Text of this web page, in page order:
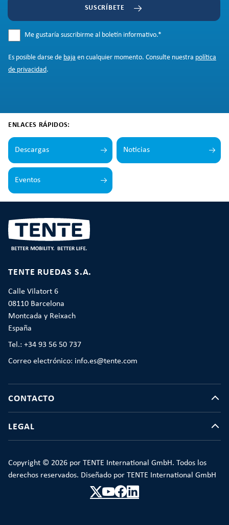
SUSCRÍBETE
Me gustaría suscribirme al boletín informativo.*
Es posible darse de baja en cualquier momento. Consulte nuestra política
de privacidad.
ENLACES RÁPIDOS:
Descargas Noticias
Eventos
TENTE RUEDAS S.A.
Calle Vilatort 6
08110 Barcelona
Montcada y Reixach
España
Tel.: +34 93 56 50 737
Correo electrónico: info.es@tente.com
CONTACTO
LEGAL
Copyright © 2026 por TENTE International GmbH. Todos los
derechos reservados. Diseñado por TENTE International GmbH